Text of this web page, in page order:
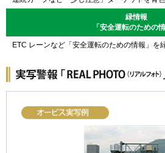
緑情報
「安全運転のための情
ETC レーンなど「安全運転のための情報」を